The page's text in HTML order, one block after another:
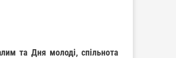
та Дня молоді, спільнота